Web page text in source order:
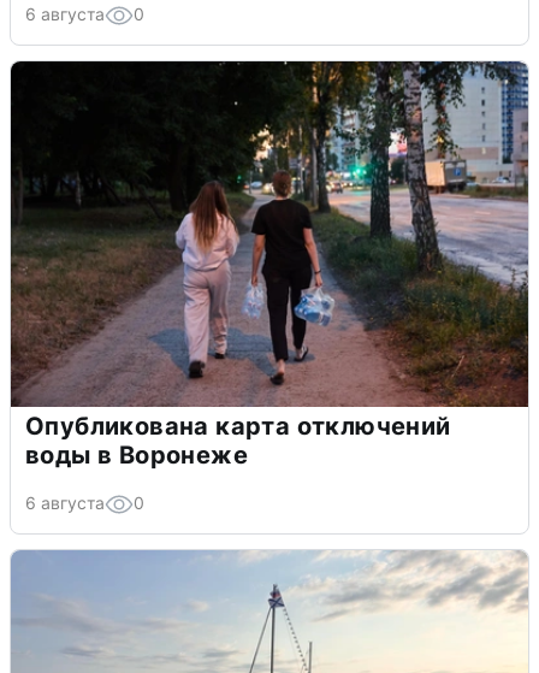
6 августа 0
Опубликована карта отключений
воды в Воронеже
6 августа 0